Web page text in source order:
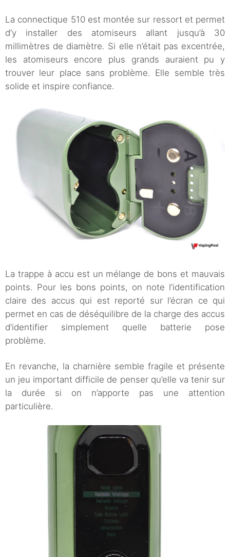
La connectique 510 est montée sur ressort et permet
d’y installer des atomiseurs allant jusqu’à 30
millimètres de diamètre. Si elle n’était pas excentrée,
les atomiseurs encore plus grands auraient pu y
trouver leur place sans problème. Elle semble très
solide et inspire confiance.
La trappe à accu est un mélange de bons et mauvais
points. Pour les bons points, on note l’identification
claire des accus qui est reporté sur l’écran ce qui
permet en cas de déséquilibre de la charge des accus
d’identifier simplement quelle batterie pose
problème.
En revanche, la charnière semble fragile et présente
un jeu important difficile de penser qu’elle va tenir sur
la durée si on n’apporte pas une attention
particulière.